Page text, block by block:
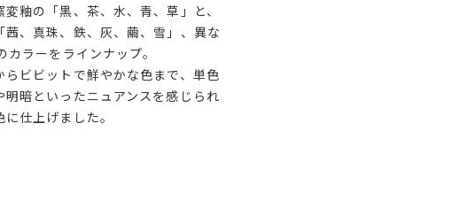
釉の「黒、茶、水、青、草」と、
茜、真珠、鉄、灰、繭、雪」、異な
ラーをラインナップ。
らビビットで鮮やかな色まで、単色
明暗といったニュアンスを感じられ
仕上げました。